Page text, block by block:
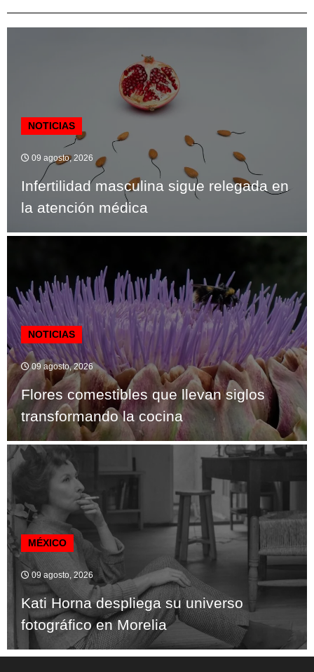
NOTICIAS
09 agosto, 2026
Infertilidad masculina sigue relegada en
la atención médica
NOTICIAS
09 agosto, 2026
Flores comestibles que llevan siglos
transformando la cocina
MÉXICO
09 agosto, 2026
Kati Horna despliega su universo
fotográfico en Morelia